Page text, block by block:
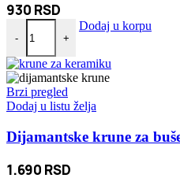
930 RSD
-
Dijamantska rezna ploča za
+
Dodaj u korpu
Brzi pregled
Dodaj u listu želja
Dijamantske krune za
1.690 RSD